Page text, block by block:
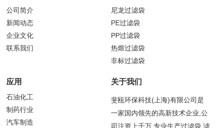
公司简介
新闻动态
企业文化
联系我们
尼龙过滤袋
PE过滤袋
PP过滤袋
热熔过滤袋
非标过滤袋
应用
石油化工
制药行业
汽车制造
关于我们
斐瓯环保科技(上海)有限公司是
一家国内领先的高新技术企业,公
司注资上千万,专业生产过滤袋,滤